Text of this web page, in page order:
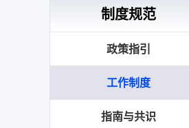
制度规范
政策指引
工作制度
指南与共识